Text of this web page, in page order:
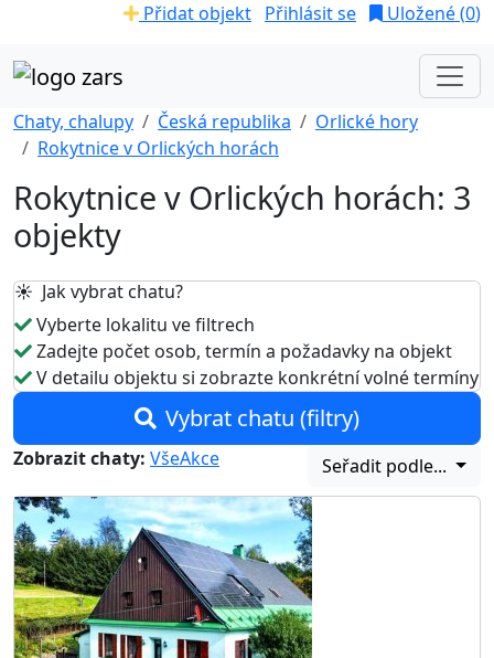
Přidat objekt Přihlásit se Uložené (0)
Chaty, chalupy Česká republika
Orlické hory
Rokytnice v Orlických horách
Rokytnice v Orlických horách: 3
objekty
☀️ Jak vybrat chatu?
Vyberte lokalitu ve filtrech
Zadejte počet osob, termín a požadavky na objekt
V detailu objektu si zobrazte konkrétní volné termíny
Vybrat chatu (filtry)
Zobrazit chaty: VšeAkce Seřadit podle...